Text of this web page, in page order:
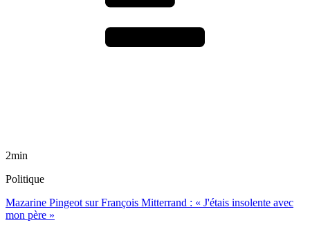
2min
Politique
Mazarine Pingeot sur François Mitterrand : « J'étais insolente avec
mon père »